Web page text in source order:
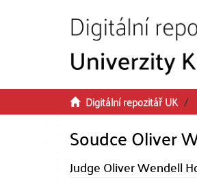
Digitální repozitář UK
Soudce Oliver
Judge Oliver Wendell